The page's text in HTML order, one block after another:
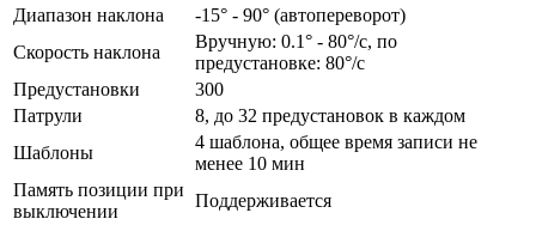
Диапазон наклона
-15° - 90° (автопереворот)
Скорость наклона
Вручную: 0.1° - 80°/с, по
предустановке: 80°/с
Предустановки
300
Патрули
8, до 32 предустановок в каждом
Шаблоны
4 шаблона, общее время записи не
менее 10 мин
Память позиции при
выключении
Поддерживается